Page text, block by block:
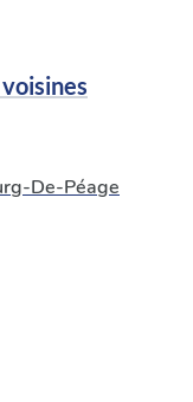
De-Péage